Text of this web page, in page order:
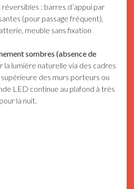
: barres d’appui par
(pour passage fréquent),
meuble sans fixation
sombres (absence de
la lumière naturelle via des cadres
des murs porteurs ou
LED continue au plafond à très
la nuit.